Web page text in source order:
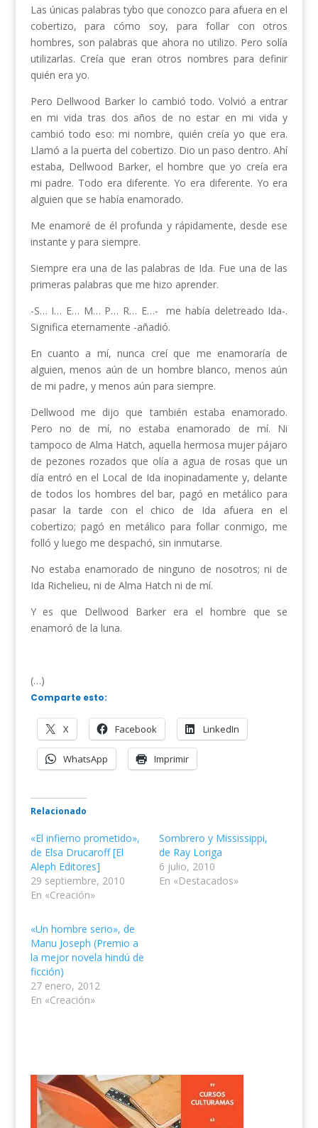
Las únicas palabras tybo que conozco para afuera en el
cobertizo, para cómo soy, para follar con otros
hombres, son palabras que ahora no utilizo. Pero solía
utilizarlas. Creía que eran otros nombres para definir
quién era yo.
Pero Dellwood Barker lo cambió todo. Volvió a entrar
en mi vida tras dos años de no estar en mi vida y
cambió todo eso: mi nombre, quién creía yo que era.
Llamó a la puerta del cobertizo. Dio un paso dentro. Ahí
estaba, Dellwood Barker, el hombre que yo creía era
mi padre. Todo era diferente. Yo era diferente. Yo era
alguien que se había enamorado.
Me enamoré de él profunda y rápidamente, desde ese
instante y para siempre.
Siempre era una de las palabras de Ida. Fue una de las
primeras palabras que me hizo aprender.
-S… I… E… M… P… R… E…- me había deletreado Ida-.
Significa eternamente -añadió.
En cuanto a mí, nunca creí que me enamoraría de
alguien, menos aún de un hombre blanco, menos aún
de mi padre, y menos aún para siempre.
Dellwood me dijo que también estaba enamorado.
Pero no de mí, no estaba enamorado de mí. Ni
tampoco de Alma Hatch, aquella hermosa mujer pájaro
de pezones rozados que olía a agua de rosas que un
día entró en el Local de Ida inopinadamente y, delante
de todos los hombres del bar, pagó en metálico para
pasar la tarde con el chico de Ida afuera en el
cobertizo; pagó en metálico para follar conmigo, me
folló y luego me despachó, sin inmutarse.
No estaba enamorado de ninguno de nosotros; ni de
Ida Richelieu, ni de Alma Hatch ni de mí.
Y es que Dellwood Barker era el hombre que se
enamoró de la luna.
(…)
Comparte esto:
X Facebook LinkedIn
WhatsApp Imprimir
Relacionado
«El infierno prometido»,
de Elsa Drucaroff [El
Aleph Editores]
29 septiembre, 2010
En «Creación»
Sombrero y Mississippi,
de Ray Loriga
6 julio, 2010
En «Destacados»
«Un hombre serio», de
Manu Joseph (Premio a
la mejor novela hindú de
ficción)
27 enero, 2012
En «Creación»